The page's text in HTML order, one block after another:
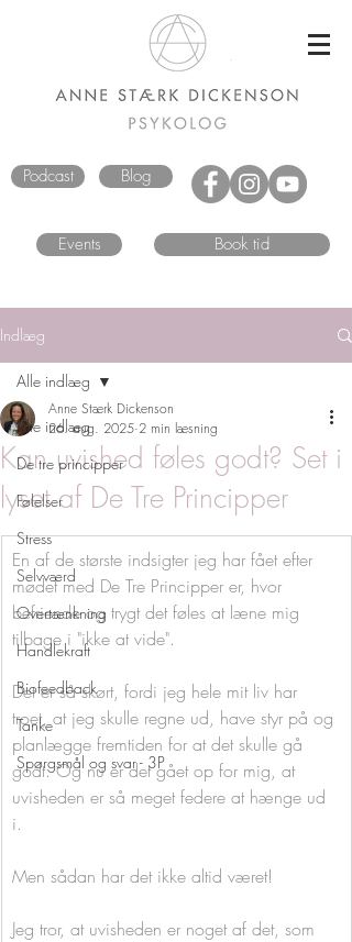
Podcast Blog
Events Book tid
Indlæg
Alle indlæg
De tre principper
Følelser
Stress
Selvværd
Overtænkning
Handlekraft
Biofeedback
Tanke
Spørgsmål og svar - 3P
Alle indlæg
Kan uvished føles godt? Set i
lyset af De Tre Principper
Anne Stærk Dickenson
26. aug. 2025 2 min læsning
En af de største indsigter jeg har fået efter
mødet med De Tre Principper er, hvor
befriende og trygt det føles at læne mig
tilbage i "ikke at vide".
Det er så skørt, fordi jeg hele mit liv har
troet, at jeg skulle regne ud, have styr på og
planlægge fremtiden for at det skulle gå
godt. Og nu er det gået op for mig, at
uvisheden er så meget federe at hænge ud
i.
Men sådan har det ikke altid været!
Jeg tror, at uvisheden er noget af det, som